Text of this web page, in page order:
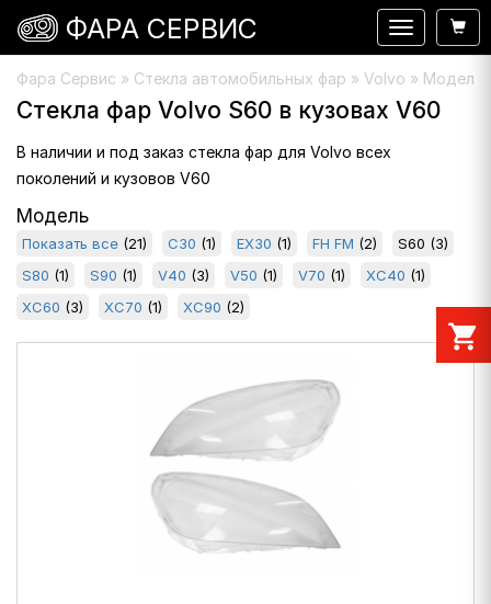
Фара Сервис » Стекла автомобильных фар » Volvo » Модель
Стекла фар Volvo S60 в кузовах V60
В наличии и под заказ стекла фар для Volvo всех
поколений и кузовов V60
Модель
Показать все (21) C30 (1) EX30 (1) FH FM (2) S60 (3)
S80 (1) S90 (1) V40 (3) V50 (1) V70 (1) XC40 (1)
XC60 (3) XC70 (1) XC90 (2)
Навигация
ФАРА СЕРВИС
shopping_cart